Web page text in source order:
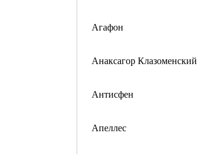
Агафон
Анаксагор Клазоменский
Антисфен
Апеллес